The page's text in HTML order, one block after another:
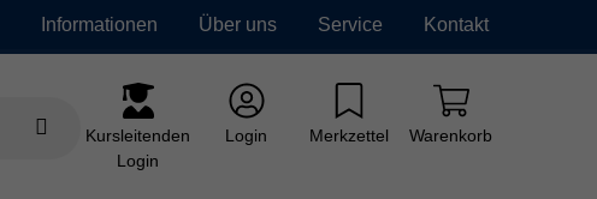
Informationen Über uns Service Kontakt
Kursleitenden
Login
Login Merkzettel Warenkorb